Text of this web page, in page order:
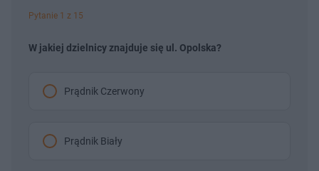
Pytanie 1 z 15
W jakiej dzielnicy znajduje się ul. Opolska?
Prądnik Czerwony
Prądnik Biały